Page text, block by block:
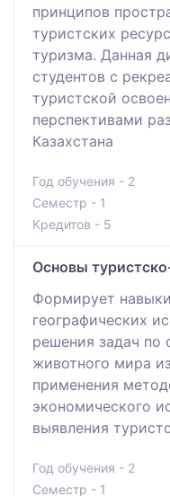
принципов
туристских
туризма. Данная
студентов с
туристской
перспективами
Казахстана
Год обучения - 2
Семестр - 1
Кредитов - 5
Основы
Формирует
географических
решения задач по
животного мира
применения
экономического
выявления
Год обучения - 2
Семестр - 1